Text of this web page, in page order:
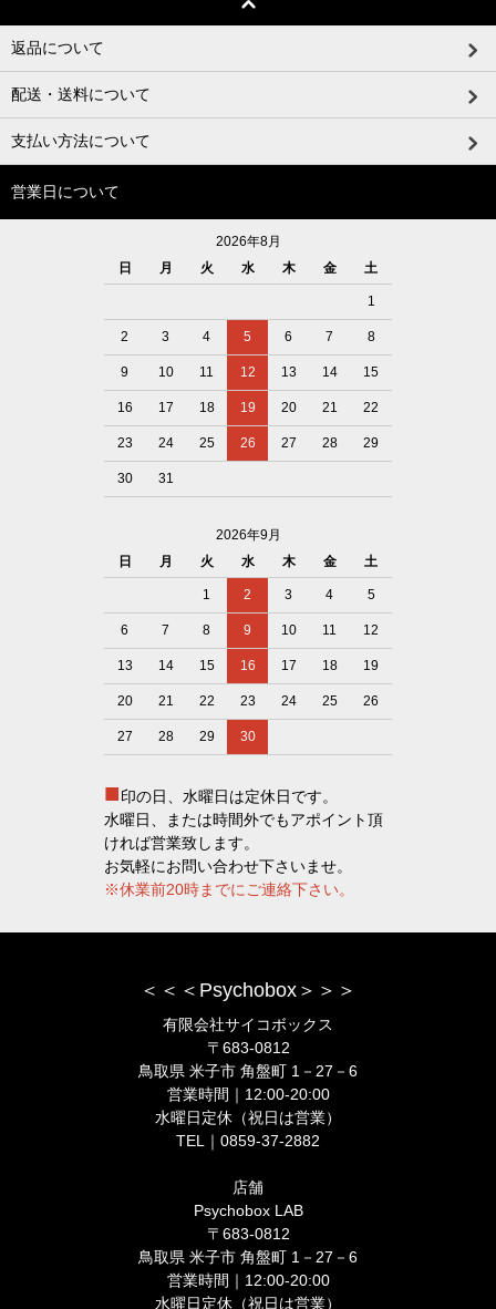
返品について
配送・送料について
支払い方法について
営業日について
2026年8月
日
月 火 水 木 金 土
1
2 3 4 5 6 7 8
9 10 11 12 13 14 15
16 17 18 19 20 21 22
23 24 25 26 27 28 29
30 31
2026年9月
日
月 火 水 木 金 土
1 2 3 4 5
6 7 8 9 10 11 12
13 14 15 16 17 18 19
20 21 22 23 24 25 26
27 28 29 30
■印の日、水曜日は定休日です。
水曜日、または時間外でもアポイント頂
ければ営業致します。
お気軽にお問い合わせ下さいませ。
※休業前20時までにご連絡下さい。
＜＜＜Psychobox＞＞＞
有限会社サイコボックス
〒683-0812
鳥取県 米子市 角盤町 1－27－6
営業時間｜12:00-20:00
水曜日定休（祝日は営業）
TEL｜0859-37-2882
店舗
Psychobox LAB
〒683-0812
鳥取県 米子市 角盤町 1－27－6
営業時間｜12:00-20:00
水曜日定休（祝日は営業）